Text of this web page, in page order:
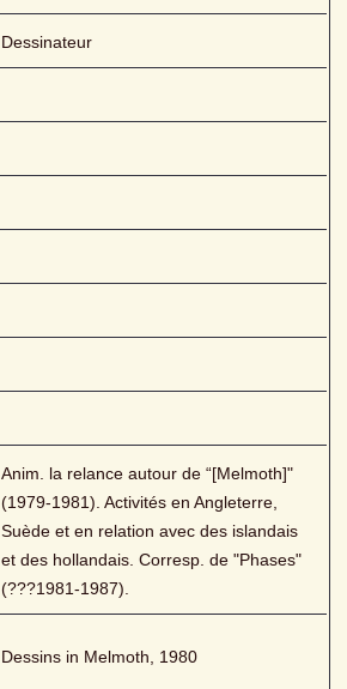
Dessinateur
Anim. la relance autour de “[Melmoth]"
(1979-1981). Activités en Angleterre,
Suède et en relation avec des islandais
et des hollandais. Corresp. de "Phases"
(???1981-1987).
Dessins in Melmoth, 1980